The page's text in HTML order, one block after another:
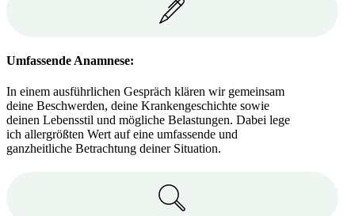
Umfassende Anamnese:
In einem ausführlichen Gespräch klären wir gemeinsam
deine Beschwerden, deine Krankengeschichte sowie
deinen Lebensstil und mögliche Belastungen. Dabei lege
ich allergrößten Wert auf eine umfassende und
ganzheitliche Betrachtung deiner Situation.